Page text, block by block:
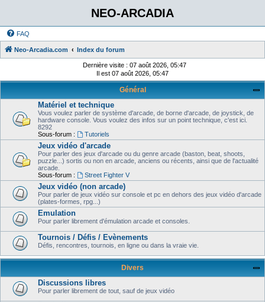
NEO-ARCADIA
FAQ
Neo-Arcadia.com Index du forum
Dernière visite : 07 août 2026, 05:47
Il est 07 août 2026, 05:47
Général
Matériel et technique
Vous voulez parler de système d'arcade, de borne d'arcade, de joystick, de
hardware console. Vous voulez des infos sur un point technique, c'est ici.
8292
Sous-forum :
Tutoriels
Jeux vidéo d'arcade
Pour parler des jeux d'arcade ou du genre arcade (baston, beat, shoots,
puzzle...) sortis ou non en arcade, anciens ou récents, ainsi que de l'actualité
arcade.
Sous-forum :
Street Fighter V
Jeux vidéo (non arcade)
Pour parler de jeux vidéo sur console et pc en dehors des jeux vidéo d'arcade
(plates-formes, rpg...)
Emulation
Pour parler librement d'émulation arcade et consoles.
Tournois / Défis / Evènements
Défis, rencontres, tournois, en ligne ou dans la vraie vie.
Divers
Discussions libres
Pour parler librement de tout, sauf de jeux vidéo